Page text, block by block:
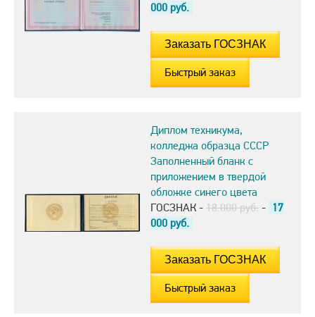
000 руб.
Быстрый заказ
Диплом техникума,
колледжа образца СССР
Заполненный бланк с
приложением в твердой
обложке синего цвета
ГОСЗНАК - 18.000 руб. - 17
000 руб.
Быстрый заказ